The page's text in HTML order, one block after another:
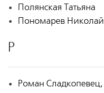
Полянская Татьяна
Пономарев
Р
Роман